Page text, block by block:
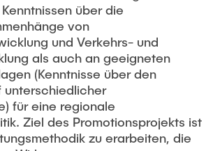
über die
von
und Verkehrs- und
als auch an geeigneten
(Kenntnisse über den
unterschiedlicher
für eine regionale
Ziel des Promotionsprojekts ist
zu erarbeiten, die